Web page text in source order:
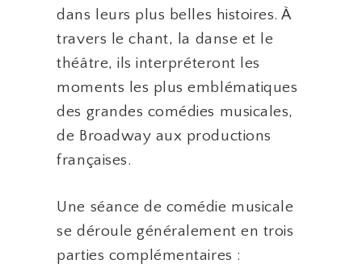
dans leurs plus belles histoires. À
travers le chant, la danse et le
théâtre, ils interpréteront les
moments les plus emblématiques
des grandes comédies musicales,
de Broadway aux productions
françaises.
Une séance de comédie musicale
se déroule généralement en trois
parties complémentaires :